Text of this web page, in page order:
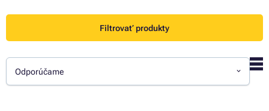
Filtrovať produkty
Odporúčame